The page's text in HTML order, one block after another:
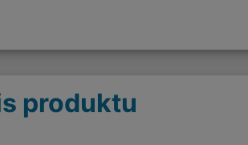
produktu